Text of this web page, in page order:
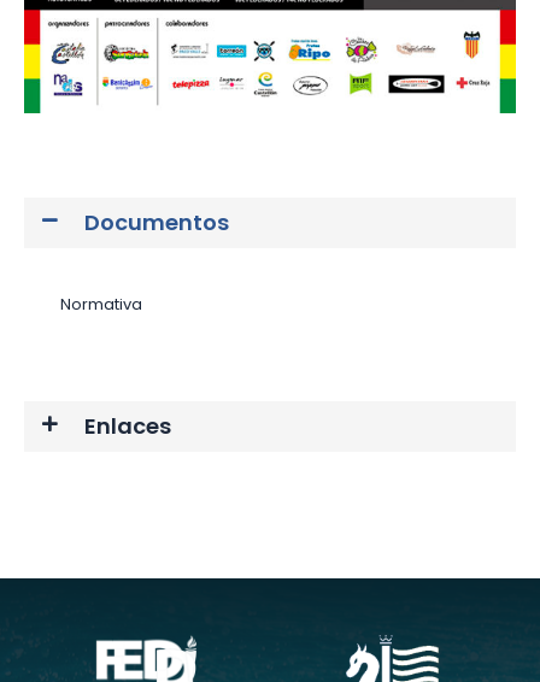
Documentos
Normativa
Enlaces